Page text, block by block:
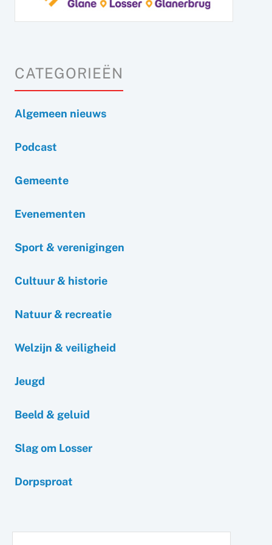
CATEGORIEËN
Algemeen nieuws
Podcast
Gemeente
Evenementen
Sport & verenigingen
Cultuur & historie
Natuur & recreatie
Welzijn & veiligheid
Jeugd
Beeld & geluid
Slag om Losser
Dorpsproat